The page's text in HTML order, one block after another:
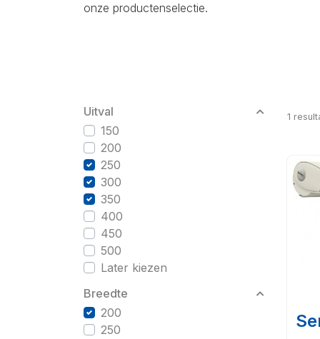
onze productenselectie.
Uitval
150
200
250
300
350
400
450
500
Later kiezen
Breedte
200
250
1